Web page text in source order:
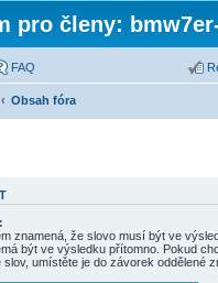
pro členy:
FAQ
Obsah fóra
znamená, že slovo musí být ve
být ve výsledku přítomno. Pokud
umístěte je do závorek oddělené